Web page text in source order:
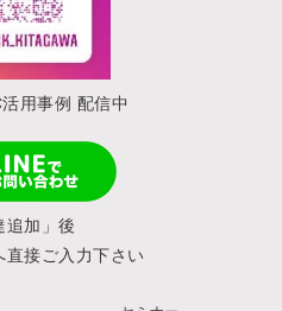
用事例 配信中
追加」後
直接ご入力下さい